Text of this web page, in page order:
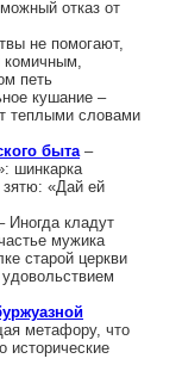
отказ от
не помогают,
комичным,
петь
кушание –
теплыми словами
быта–
шинкарка
зятю: «Дай ей
Иногда кладут
мужика
старой церкви
метафору, что
исторические